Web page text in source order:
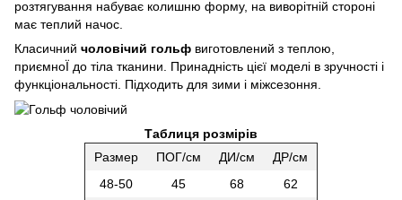
розтягування набуває колишню форму, на виворітній стороні
має теплий начос.
Класичний чоловічий гольф виготовлений з теплою,
приємноЇ до тіла тканини. Принадність цієї моделі в зручності і
функціональності. Підходить для зими і міжсезоння.
Таблиця розмірів
Размер
ПОГ/см ДИ/см
ДР/см
48-50
45 68
62